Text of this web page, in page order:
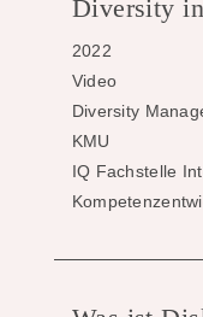
Diversity
2022
Video
Diversity
KMU
IQ Fachstelle